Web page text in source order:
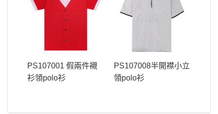
PS107001 假兩件襯
衫領polo衫
PS107008半開襟小立
領polo衫